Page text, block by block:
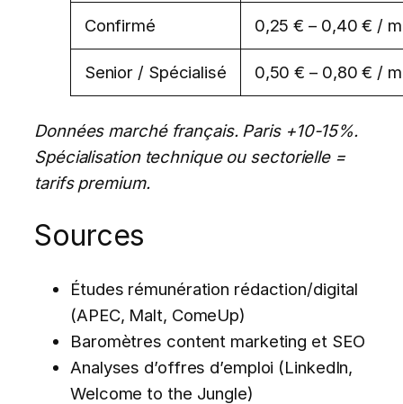
Confirmé 0,25 € – 0,40 € /
Senior / Spécialisé 0,50 € – 0,80 € /
Données marché français. Paris +10-15%.
Spécialisation technique ou sectorielle =
tarifs premium.
Sources
Études rémunération rédaction/digital
(APEC, Malt, ComeUp)
Baromètres content marketing et SEO
Analyses d’offres d’emploi (LinkedIn,
Welcome to the Jungle)